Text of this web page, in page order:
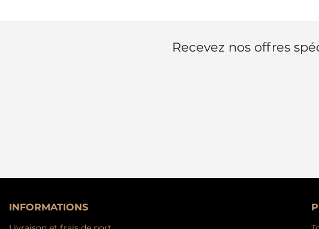
Recevez nos offres
INFORMATIONS